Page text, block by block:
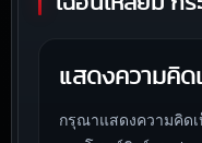
แสดงความคิด
กรุณาแสดงความคิดเ